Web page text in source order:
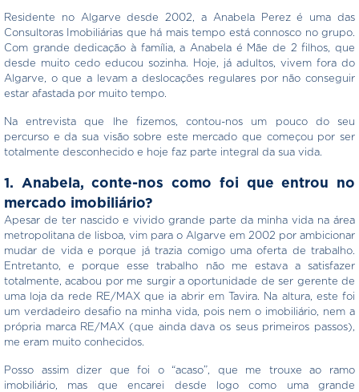
Residente no Algarve desde 2002, a Anabela Perez é uma das
Consultoras Imobiliárias que há mais tempo está connosco no grupo.
Com grande dedicação à família, a Anabela é Mãe de 2 filhos, que
desde muito cedo educou sozinha. Hoje, já adultos, vivem fora do
Algarve, o que a levam a deslocações regulares por não conseguir
estar afastada por muito tempo.
Na entrevista que lhe fizemos, contou-nos um pouco do seu
percurso e da sua visão sobre este mercado que começou por ser
totalmente desconhecido e hoje faz parte integral da sua vida.
1. Anabela, conte-nos como foi que entrou no
mercado imobiliário?
Apesar de ter nascido e vivido grande parte da minha vida na área
metropolitana de lisboa, vim para o Algarve em 2002 por ambicionar
mudar de vida e porque já trazia comigo uma oferta de trabalho.
Entretanto, e porque esse trabalho não me estava a satisfazer
totalmente, acabou por me surgir a oportunidade de ser gerente de
uma loja da rede RE/MAX que ia abrir em Tavira. Na altura, este foi
um verdadeiro desafio na minha vida, pois nem o imobiliário, nem a
própria marca RE/MAX (que ainda dava os seus primeiros passos),
me eram muito conhecidos.
Posso assim dizer que foi o “acaso”, que me trouxe ao ramo
imobiliário, mas que encarei desde logo como uma grande